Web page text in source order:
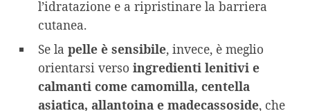
l’idratazione e a ripristinare la barriera
cutanea.
Se la pelle è sensibile, invece, è meglio
orientarsi verso ingredienti lenitivi e
calmanti come camomilla, centella
asiatica, allantoina e madecassoside, che